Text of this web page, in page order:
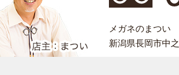
メガネのまつい
新潟県長岡市中